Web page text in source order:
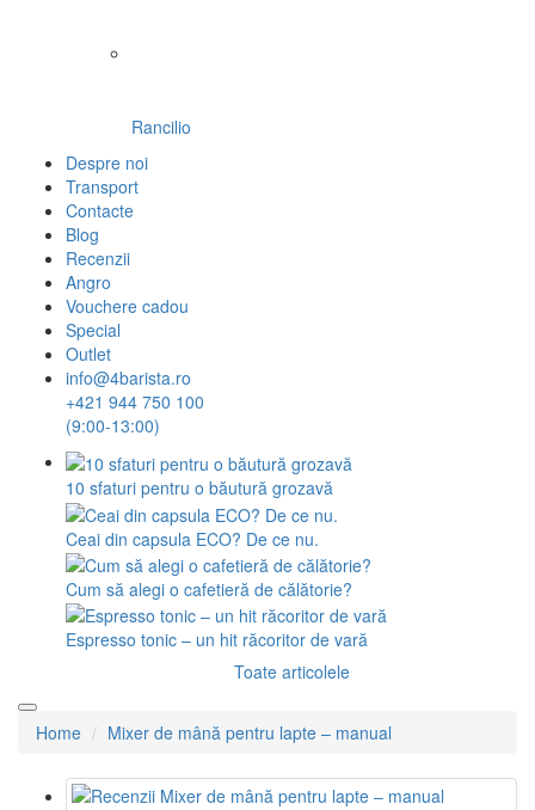
Rancilio
Despre noi
Transport
Contacte
Blog
Recenzii
Angro
Vouchere cadou
Special
Outlet
info@4barista.ro
+421 944 750 100
(9:00-13:00)
10 sfaturi pentru o băutură grozavă
Ceai din capsula ECO? De ce nu.
Cum să alegi o cafetieră de călătorie?
Espresso tonic – un hit răcoritor de vară
Toate articolele
Home Mixer de mână pentru lapte – manual